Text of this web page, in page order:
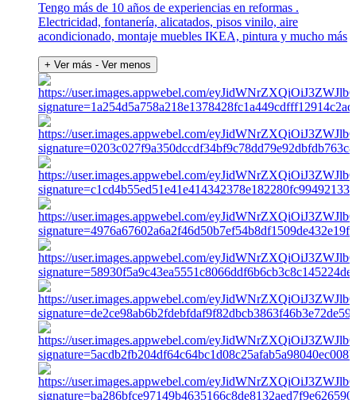
Tengo más de 10 años de experiencias en reformas .
Electricidad, fontanería, alicatados, pisos vinilo, aire
acondicionado, montaje muebles IKEA, pintura y mucho más
+ Ver más - Ver menos